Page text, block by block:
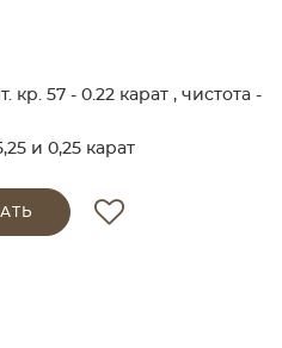
57 - 0.22 карат , чистота -
и 0,25 карат